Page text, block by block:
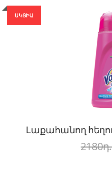
ԱԿՑԻԱ
Լաքահանող
2180դ.